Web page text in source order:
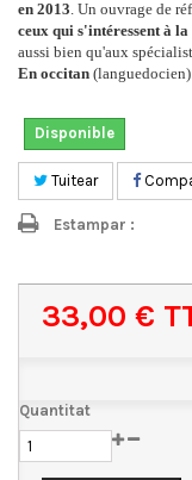
en 2013. Un ouvrage de
ceux qui s'intéressent à
aussi bien qu'aux
En occitan
Disponible
Tuitear
Estampar :
33,00 €
Quantitat